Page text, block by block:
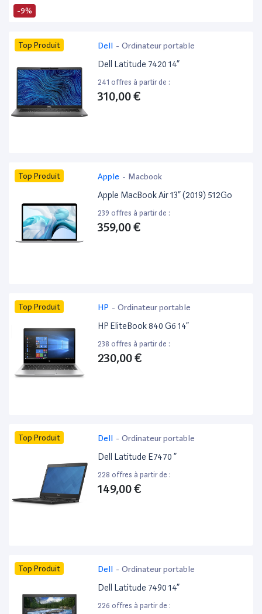
-9%
Top Produit Dell - Ordinateur portable
Dell Latitude 7420 14”
241 offres à partir de :
310,00 €
Top Produit Apple - Macbook
Apple MacBook Air 13” (2019) 512Go
239 offres à partir de :
359,00 €
Top Produit HP - Ordinateur portable
HP EliteBook 840 G6 14”
238 offres à partir de :
230,00 €
Top Produit Dell - Ordinateur portable
Dell Latitude E7470 ”
228 offres à partir de :
149,00 €
Top Produit Dell - Ordinateur portable
Dell Latitude 7490 14”
226 offres à partir de :